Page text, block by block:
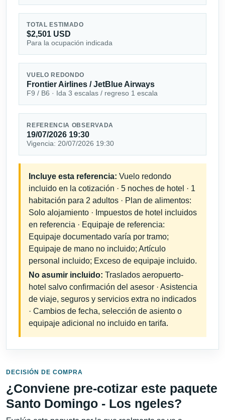
TOTAL ESTIMADO
$2,501 USD
Para la ocupación indicada
VUELO REDONDO
Frontier Airlines / JetBlue Airways
F9 / B6 · Ida 3 escalas / regreso 1 escala
REFERENCIA OBSERVADA
19/07/2026 19:30
Vigencia: 20/07/2026 19:30
Incluye esta referencia: Vuelo redondo
incluido en la cotización · 5 noches de hotel · 1
habitación para 2 adultos · Plan de alimentos:
Solo alojamiento · Impuestos de hotel incluidos
en referencia · Equipaje de referencia:
Equipaje documentado varía por tramo;
Equipaje de mano no incluido; Artículo
personal incluido; Exceso de equipaje incluido.
No asumir incluido: Traslados aeropuerto-
hotel salvo confirmación del asesor · Asistencia
de viaje, seguros y servicios extra no indicados
· Cambios de fecha, selección de asiento o
equipaje adicional no incluido en tarifa.
DECISIÓN DE COMPRA
¿Conviene pre-cotizar este paquete
Santo Domingo - Los ngeles?